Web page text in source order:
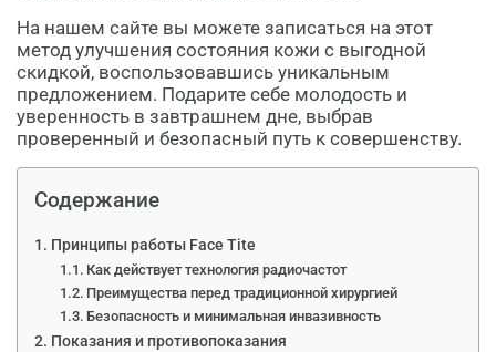
На нашем сайте вы можете записаться на этот
метод улучшения состояния кожи с выгодной
скидкой, воспользовавшись уникальным
предложением. Подарите себе молодость и
уверенность в завтрашнем дне, выбрав
проверенный и безопасный путь к совершенству.
Содержание
Принципы работы Face Tite
Как действует технология радиочастот
Преимущества перед традиционной хирургией
Безопасность и минимальная инвазивность
Показания и противопоказания